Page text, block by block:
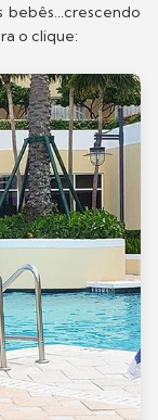
o clique: